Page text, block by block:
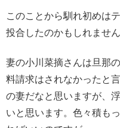
このことから馴れ初めは
投合したのかもしれません
妻の小川菜摘さんは旦那
料請求はされなかったと
の妻だなと思いますが、
いと思います。色々積も